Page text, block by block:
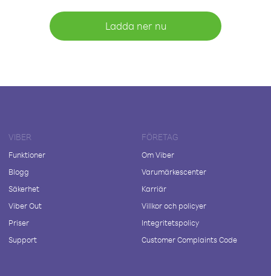
Ladda ner nu
VIBER
Funktioner
Blogg
Säkerhet
Viber Out
Priser
Support
FÖRETAG
Om Viber
Varumärkescenter
Karriär
Villkor och policyer
Integritetspolicy
Customer Complaints Code